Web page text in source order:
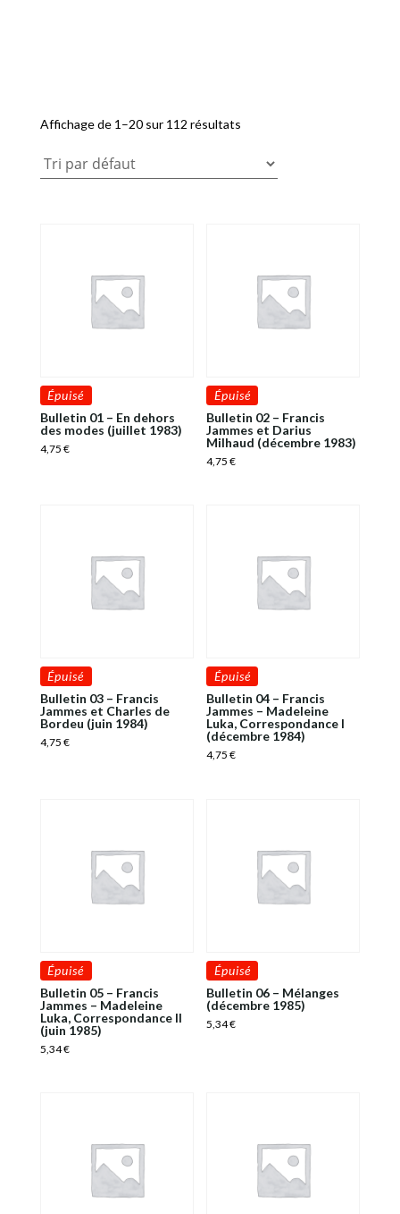
Affichage de 1–20 sur 112 résultats
Épuisé
Bulletin 01 – En dehors
des modes (juillet 1983)
4,75 €
Épuisé
Bulletin 02 – Francis
Jammes et Darius
Milhaud (décembre 1983)
4,75€
Épuisé
Bulletin 03 – Francis
Jammes et Charles de
Bordeu (juin 1984)
4,75 €
Épuisé
Bulletin 04 – Francis
Jammes – Madeleine
Luka, Correspondance I
(décembre 1984)
4,75€
Épuisé
Bulletin 05 – Francis
Jammes – Madeleine
Luka, Correspondance II
(juin 1985)
5,34€
Épuisé
Bulletin 06 – Mélanges
(décembre 1985)
5,34€